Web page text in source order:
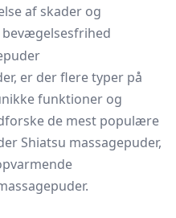
af skader og
er der flere typer på
funktioner og
de mest populære
Shiatsu massagepuder,